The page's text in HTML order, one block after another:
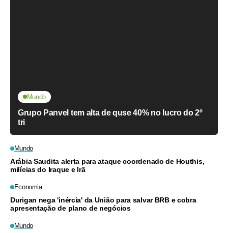
Mundo
Grupo Panvel tem alta de quse 40% no lucro do 2º
tri
Mundo
Arábia Saudita alerta para ataque coordenado de Houthis,
milícias do Iraque e Irã
Economia
Durigan nega 'inércia' da União para salvar BRB e cobra
apresentação de plano de negócios
Mundo